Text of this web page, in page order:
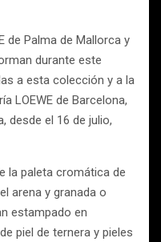
de Palma de Mallorca y
durante este
a esta colección y a la
LOEWE de Barcelona,
desde el 16 de julio,
la paleta cromática de
arena y granada o
estampado en
piel de ternera y pieles